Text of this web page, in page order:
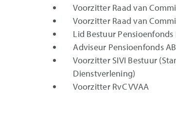
Voorzitter Raad van
Voorzitter Raad van
Lid Bestuur
Adviseur Pensioenfonds
Voorzitter SIVI Bestuur
Dienstverlening)
Voorzitter RvC VVAA